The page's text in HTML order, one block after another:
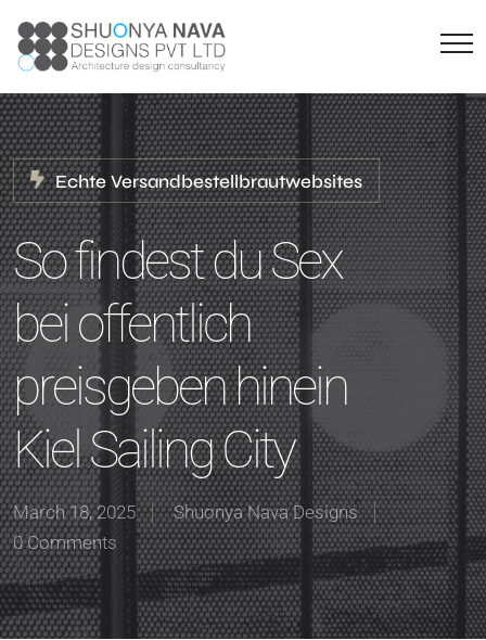
Echte Versandbestellbrautwebsites
So findest du Sex
bei offentlich
preisgeben hinein
Kiel Sailing City
March 18, 2025
Shuonya Nava Designs
0 Comments